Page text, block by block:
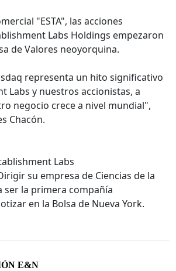
"ESTA", las acciones
Labs Holdings empezaron
de Valores neoyorquina.
representa un hito significativo
Labs y nuestros accionistas, a
negocio crece a nivel mundial",
Chacón.
Labs
su empresa de Ciencias de la
ser la primera compañía
en la Bolsa de Nueva York.
E&N